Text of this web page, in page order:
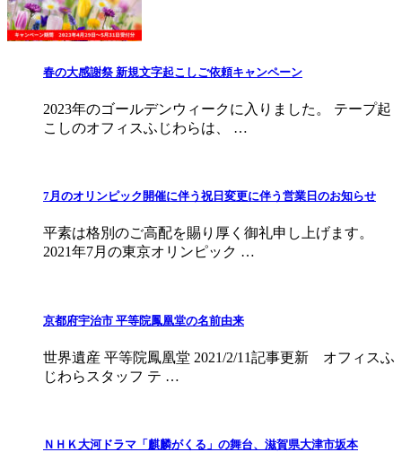
春の大感謝祭 新規文字起こしご依頼キャンペーン
2023年のゴールデンウィークに入りました。 テープ起
こしのオフィスふじわらは、 …
7月のオリンピック開催に伴う祝日変更に伴う営業日のお知らせ
平素は格別のご高配を賜り厚く御礼申し上げます。
2021年7月の東京オリンピック …
京都府宇治市 平等院鳳凰堂の名前由来
世界遺産 平等院鳳凰堂 2021/2/11記事更新 オフィスふ
じわらスタッフ テ …
ＮＨＫ大河ドラマ「麒麟がくる」の舞台、滋賀県大津市坂本